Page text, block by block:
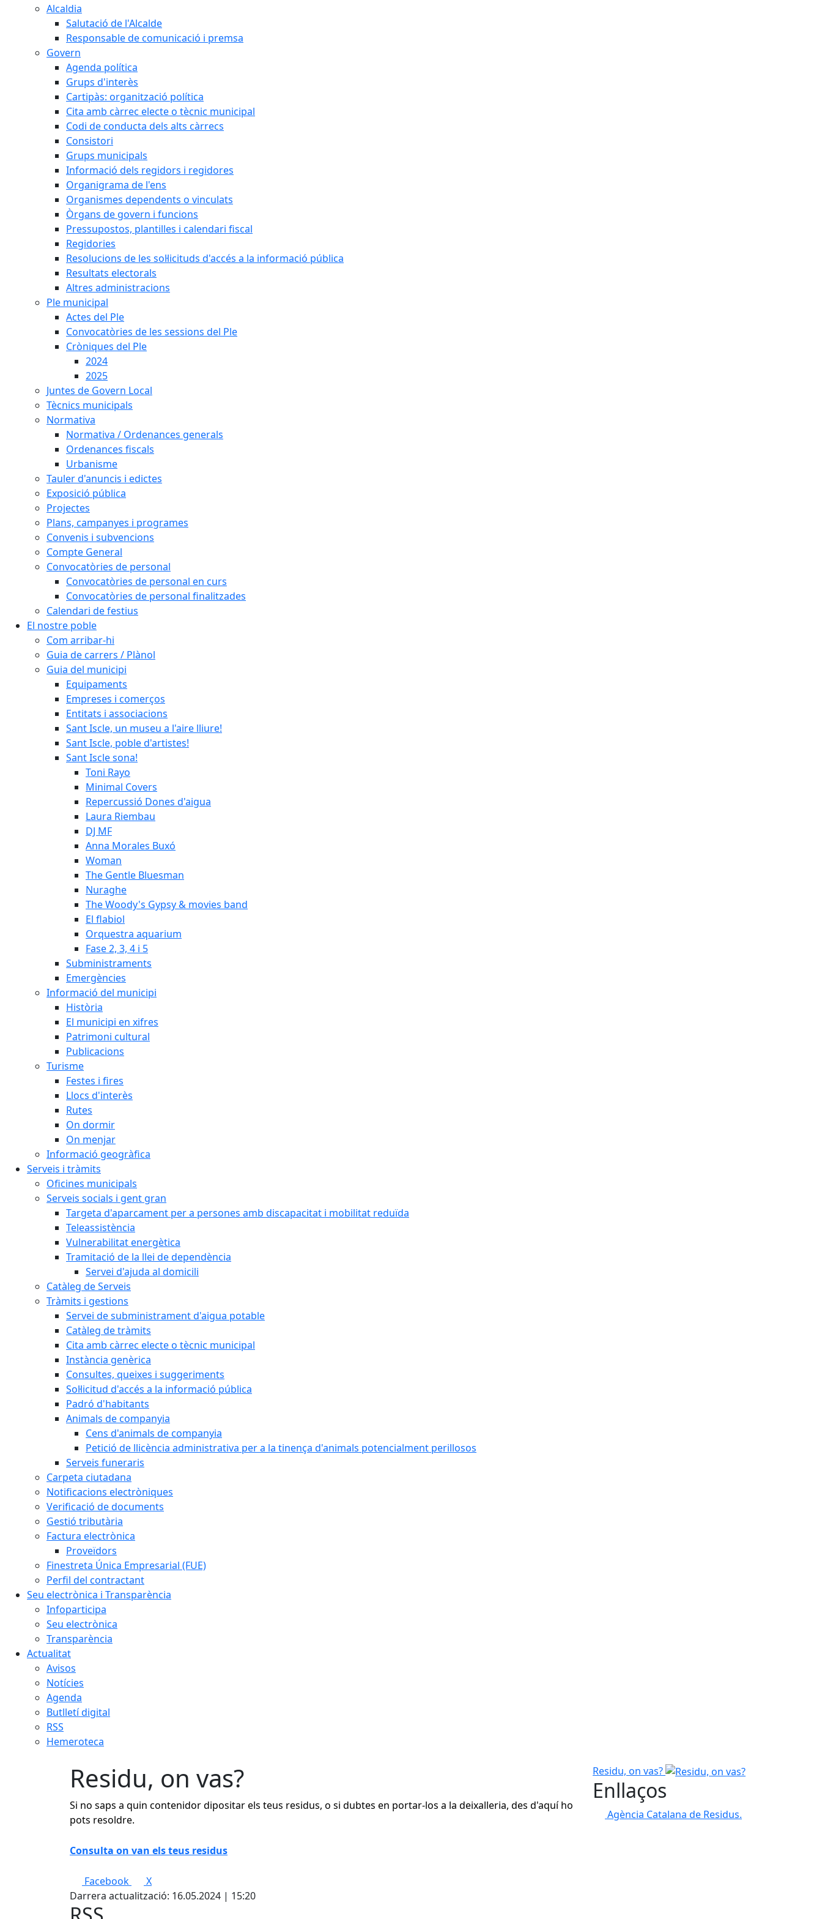
Alcaldia
Salutació de l'Alcalde
Responsable de comunicació i premsa
Govern
Agenda política
Grups d'interès
Cartipàs: organització política
Cita amb càrrec electe o tècnic municipal
Codi de conducta dels alts càrrecs
Consistori
Grups municipals
Informació dels regidors i regidores
Organigrama de l'ens
Organismes dependents o vinculats
Òrgans de govern i funcions
Pressupostos, plantilles i calendari fiscal
Regidories
Resolucions de les sol·licituds d'accés a la informació pública
Resultats electorals
Altres administracions
Ple municipal
Actes del Ple
Convocatòries de les sessions del Ple
Cròniques del Ple
2024
2025
Juntes de Govern Local
Tècnics municipals
Normativa
Normativa / Ordenances generals
Ordenances fiscals
Urbanisme
Tauler d'anuncis i edictes
Exposició pública
Projectes
Plans, campanyes i programes
Convenis i subvencions
Compte General
Convocatòries de personal
Convocatòries de personal en curs
Convocatòries de personal finalitzades
Calendari de festius
El nostre poble
Com arribar-hi
Guia de carrers / Plànol
Guia del municipi
Equipaments
Empreses i comerços
Entitats i associacions
Sant Iscle, un museu a l'aire lliure!
Sant Iscle, poble d'artistes!
Sant Iscle sona!
Toni Rayo
Minimal Covers
Repercussió Dones d'aigua
Laura Riembau
DJ MF
Anna Morales Buxó
Woman
The Gentle Bluesman
Nuraghe
The Woody's Gypsy & movies band
El flabiol
Orquestra aquarium
Fase 2, 3, 4 i 5
Subministraments
Emergències
Informació del municipi
Història
El municipi en xifres
Patrimoni cultural
Publicacions
Turisme
Festes i fires
Llocs d'interès
Rutes
On dormir
On menjar
Informació geogràfica
Serveis i tràmits
Oficines municipals
Serveis socials i gent gran
Targeta d'aparcament per a persones amb discapacitat i mobilitat reduïda
Teleassistència
Vulnerabilitat energètica
Tramitació de la llei de dependència
Servei d'ajuda al domicili
Catàleg de Serveis
Tràmits i gestions
Servei de subministrament d'aigua potable
Catàleg de tràmits
Cita amb càrrec electe o tècnic municipal
Instància genèrica
Consultes, queixes i suggeriments
Sol·licitud d'accés a la informació pública
Padró d'habitants
Animals de companyia
Cens d'animals de companyia
Petició de llicència administrativa per a la tinença d'animals potencialment perillosos
Serveis funeraris
Carpeta ciutadana
Notificacions electròniques
Verificació de documents
Gestió tributària
Factura electrònica
Proveïdors
Finestreta Única Empresarial (FUE)
Perfil del contractant
Seu electrònica i Transparència
Infoparticipa
Seu electrònica
Transparència
Actualitat
Avisos
Notícies
Agenda
Butlletí digital
RSS
Hemeroteca
Residu, on vas?
Si no saps a quin contenidor dipositar els teus residus, o si dubtes en portar-los a la deixalleria, des d'aquí ho
pots resoldre.
Consulta on van els teus residus
Facebook
X
Darrera actualització: 16.05.2024 | 15:20
Residu, on vas?
Enllaços
Agència Catalana de Residus.